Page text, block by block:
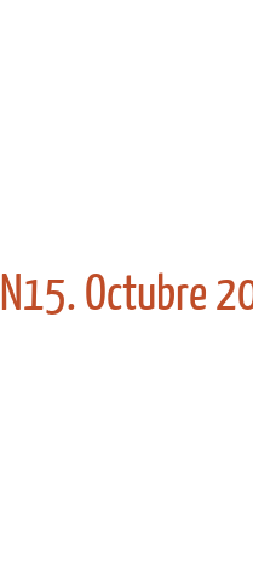
N15. Octubre